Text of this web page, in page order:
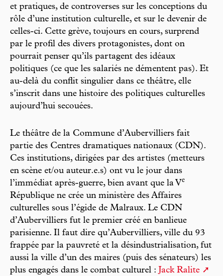
et pratiques, de controverses sur les conceptions du
rôle d’une institution culturelle, et sur le devenir de
celles-ci. Cette grève, toujours en cours, surprend
par le profil des divers protagonistes, dont on
pourrait penser qu’ils partagent des idéaux
politiques (ce que les salariés ne démentent pas). Et
au-delà du conflit singulier dans ce théâtre, elle
s’inscrit dans une histoire des politiques culturelles
aujourd’hui secouées.
Le théâtre de la Commune d’Aubervilliers fait
partie des Centres dramatiques nationaux (CDN).
Ces institutions, dirigées par des artistes (metteurs
en scène et/ou auteur.e.s) ont vu le jour dans
l’immédiat après-guerre, bien avant que la Ve
République ne crée un ministère des Affaires
culturelles sous l’égide de Malraux. Le CDN
d’Aubervilliers fut le premier créé en banlieue
parisienne. Il faut dire qu’Aubervilliers, ville du 93
frappée par la pauvreté et la désindustrialisation, fut
aussi la ville d’un des maires (puis des sénateurs) les
plus engagés dans le combat culturel : Jack Ralite